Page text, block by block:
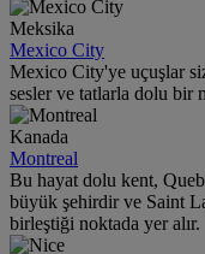
Meksika
Mexico City
Mexico City'ye uçuşlar
sesler ve tatlarla dolu bir
Kanada
Montreal
Bu hayat dolu kent,
büyük şehirdir ve Saint
birleştiği noktada yer alır.